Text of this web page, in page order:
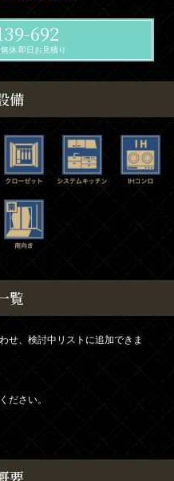
692
休 即日お見積り
備
覧
せ、検討中リストに追加できま
ださい。